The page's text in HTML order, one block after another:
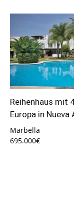
Reihenhaus mit
Europa in Nueva
Marbella
695.000€